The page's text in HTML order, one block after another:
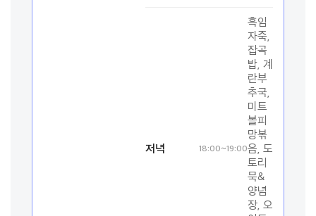
저녁 18:00~19:00
흑임
자죽,
잡곡
밥, 계
란부
추국,
미트
볼피
망볶
음, 도
토리
묵&
양념
장, 오